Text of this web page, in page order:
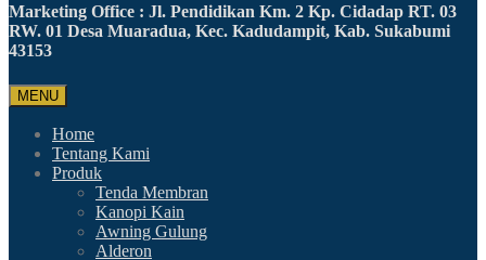
Marketing Office : Jl. Pendidikan Km. 2 Kp. Cidadap RT. 03
RW. 01 Desa Muaradua, Kec. Kadudampit, Kab. Sukabumi
43153
MENU
Home
Tentang Kami
Produk
Tenda Membran
Kanopi Kain
Awning Gulung
Alderon